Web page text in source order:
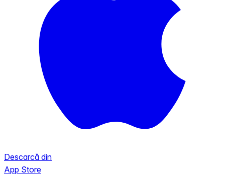
Descarcă din
App Store